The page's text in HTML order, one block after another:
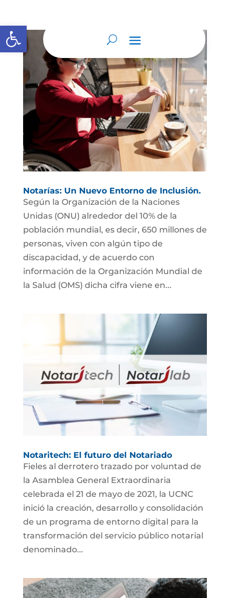
Abrir barra de herramientas
Notarías: Un Nuevo Entorno de Inclusión.
Según la Organización de la Naciones
Unidas (ONU) alrededor del 10% de la
población mundial, es decir, 650 millones de
personas, viven con algún tipo de
discapacidad, y de acuerdo con
información de la Organización Mundial de
la Salud (OMS) dicha cifra viene en...
Notaritech: El futuro del Notariado
Fieles al derrotero trazado por voluntad de
la Asamblea General Extraordinaria
celebrada el 21 de mayo de 2021, la UCNC
inició la creación, desarrollo y consolidación
de un programa de entorno digital para la
transformación del servicio público notarial
denominado...